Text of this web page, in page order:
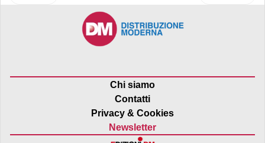
Chi siamo
Contatti
Privacy & Cookies
Newsletter